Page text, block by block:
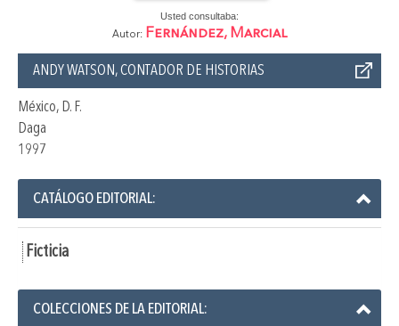
Usted consultaba:
Autor: Fernández, Marcial
ANDY WATSON, CONTADOR DE HISTORIAS
México, D. F.
Daga
1997
CATÁLOGO EDITORIAL:
Ficticia
COLECCIONES DE LA EDITORIAL: